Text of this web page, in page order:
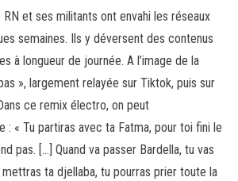
et ses militants ont envahi les réseaux
semaines. Ils y déversent des contenus
à longueur de journée. A l’image de la
», largement relayée sur Tiktok, puis sur
ce remix électro, on peut
: « Tu partiras avec ta Fatma, pour toi fini le
pas. […] Quand va passer Bardella, tu vas
ta djellaba, tu pourras prier toute la